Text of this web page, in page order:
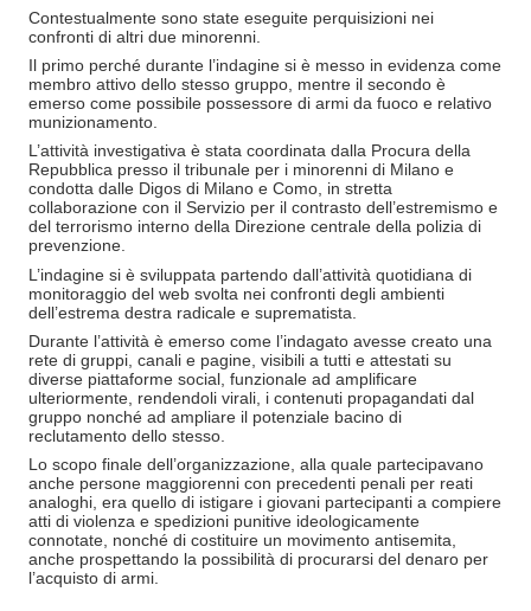
Contestualmente sono state eseguite perquisizioni nei
confronti di altri due minorenni.
Il primo perché durante l’indagine si è messo in evidenza come
membro attivo dello stesso gruppo, mentre il secondo è
emerso come possibile possessore di armi da fuoco e relativo
munizionamento.
L’attività investigativa è stata coordinata dalla Procura della
Repubblica presso il tribunale per i minorenni di Milano e
condotta dalle Digos di Milano e Como, in stretta
collaborazione con il Servizio per il contrasto dell’estremismo e
del terrorismo interno della Direzione centrale della polizia di
prevenzione.
L’indagine si è sviluppata partendo dall’attività quotidiana di
monitoraggio del web svolta nei confronti degli ambienti
dell’estrema destra radicale e suprematista.
Durante l’attività è emerso come l’indagato avesse creato una
rete di gruppi, canali e pagine, visibili a tutti e attestati su
diverse piattaforme social, funzionale ad amplificare
ulteriormente, rendendoli virali, i contenuti propagandati dal
gruppo nonché ad ampliare il potenziale bacino di
reclutamento dello stesso.
Lo scopo finale dell’organizzazione, alla quale partecipavano
anche persone maggiorenni con precedenti penali per reati
analoghi, era quello di istigare i giovani partecipanti a compiere
atti di violenza e spedizioni punitive ideologicamente
connotate, nonché di costituire un movimento antisemita,
anche prospettando la possibilità di procurarsi del denaro per
l’acquisto di armi.